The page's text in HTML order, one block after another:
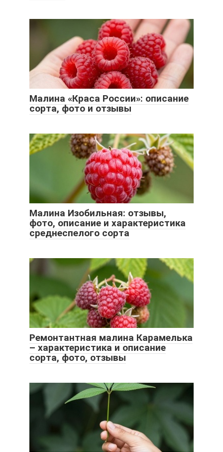
Малина «Краса России»: описание
сорта, фото и отзывы
Малина Изобильная: отзывы,
фото, описание и характеристика
среднеспелого сорта
Ремонтантная малина Карамелька
– характеристика и описание
сорта, фото, отзывы